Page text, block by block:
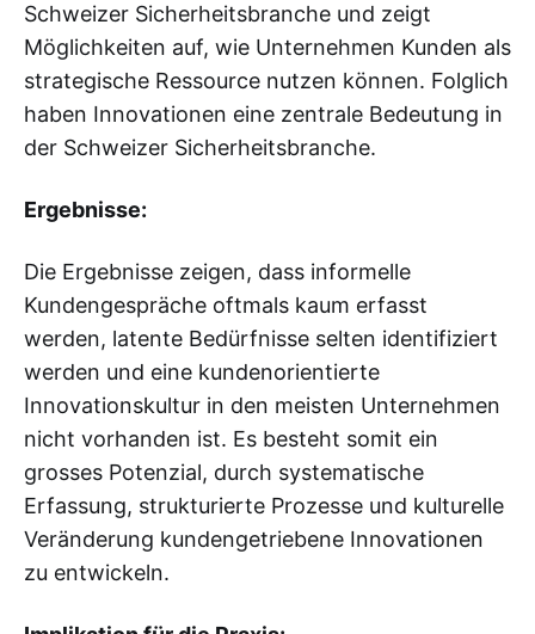
Schweizer Sicherheitsbranche und zeigt
Möglichkeiten auf, wie Unternehmen Kunden als
strategische Ressource nutzen können. Folglich
haben Innovationen eine zentrale Bedeutung in
der Schweizer Sicherheitsbranche.
Ergebnisse:
Die Ergebnisse zeigen, dass informelle
Kundengespräche oftmals kaum erfasst
werden, latente Bedürfnisse selten identifiziert
werden und eine kundenorientierte
Innovationskultur in den meisten Unternehmen
nicht vorhanden ist. Es besteht somit ein
grosses Potenzial, durch systematische
Erfassung, strukturierte Prozesse und kulturelle
Veränderung kundengetriebene Innovationen
zu entwickeln.